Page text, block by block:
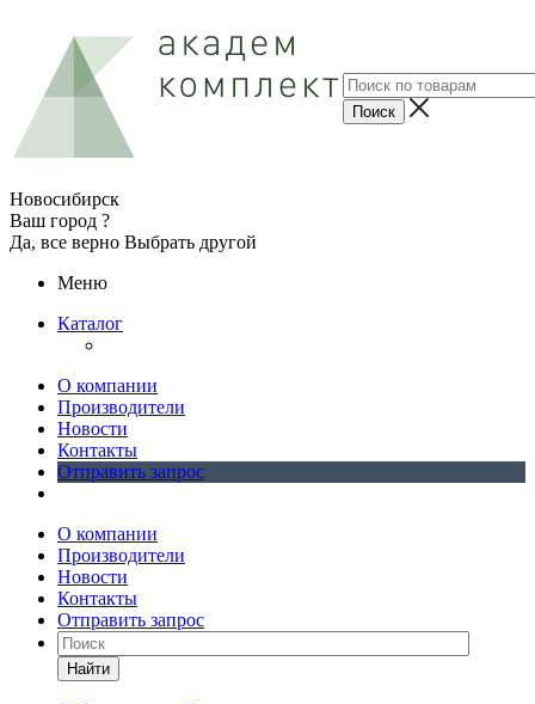
Новосибирск
Ваш город ?
Да, все верно Выбрать другой
Меню
Каталог
О компании
Производители
Новости
Контакты
Отправить запрос
О компании
Производители
Новости
Контакты
Отправить запрос
Найти